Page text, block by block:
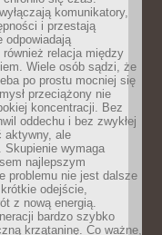
komunikatory,
i przestają
odpowiadają
relacja między
Wiele osób sądzi, że
po prostu mocniej się
przeciążony nie
koncentracji. Bez
oddechu i bez zwykłej
aktywny, ale
Skupienie wymaga
najlepszym
problemu nie jest dalsze
odejście,
z nową energią.
bardzo szybko
krzątaninę. Co ważne,